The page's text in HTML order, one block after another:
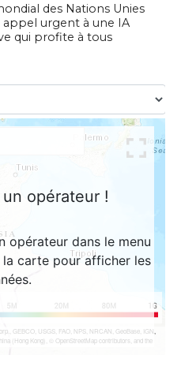
des Nations Unies
appel urgent à une IA
qui profite à tous